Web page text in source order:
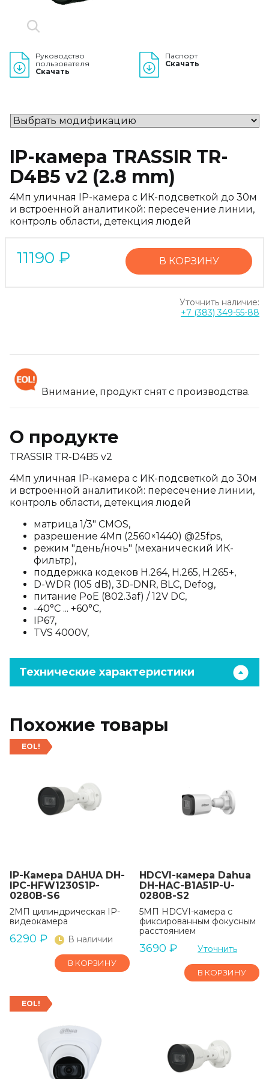
Руководство
пользователя
Скачать
Паспорт
Скачать
IP-камера TRASSIR TR-
D4B5 v2 (2.8 mm)
4Мп уличная IP-камера с ИК-подсветкой до 30м
и встроенной аналитикой: пересечение линии,
контроль области, детекция людей
11190 ₽ В КОРЗИНУ
Уточнить наличие:
+7 (383) 349-55-88
Внимание, продукт снят с производства.
О продукте
TRASSIR TR-D4B5 v2
4Мп уличная IP-камера с ИК-подсветкой до 30м
и встроенной аналитикой: пересечение линии,
контроль области, детекция людей
матрица 1/3" CMOS,
разрешение 4Мп (2560×1440) @25fps,
режим "день/ночь" (механический ИК-
фильтр),
поддержка кодеков H.264, H.265, H.265+,
D-WDR (105 dB), 3D-DNR, BLC, Defog,
питание PoE (802.3af) / 12V DC,
-40°C ... +60°C,
IP67,
TVS 4000V,
Технические характеристики
Похожие товары
EOL!
IP-Камера DAHUA DH-
IPC-HFW1230S1P-
0280B-S6
2МП цилиндрическая IP-
видеокамера
6290 ₽ В наличии
В КОРЗИНУ
HDCVI-камера Dahua
DH-HAC-B1A51P-U-
0280B-S2
5МП HDCVI-камера с
фиксированным фокусным
расстоянием
3690 ₽ Уточнить
В КОРЗИНУ
EOL!